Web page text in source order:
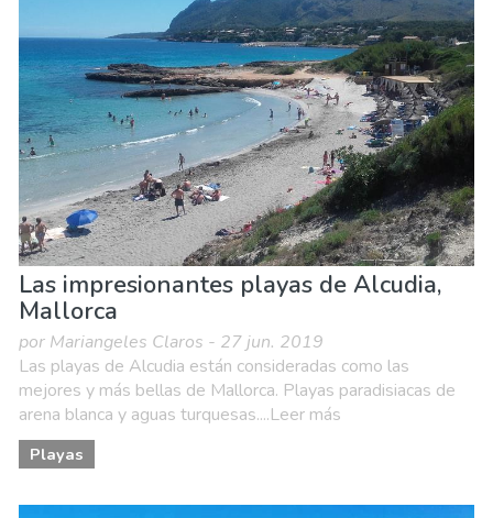
Las impresionantes playas de Alcudia,
Mallorca
por Mariangeles Claros - 27 jun. 2019
Las playas de Alcudia están consideradas como las
mejores y más bellas de Mallorca. Playas paradisiacas de
arena blanca y aguas turquesas....Leer más
Playas